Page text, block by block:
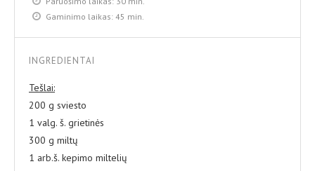
Gaminimo laikas: 45 min.
INGREDIENTAI
Tešlai:
200 g sviesto
1 valg. š. grietinės
300 g miltų
1 arb.š. kepimo miltelių